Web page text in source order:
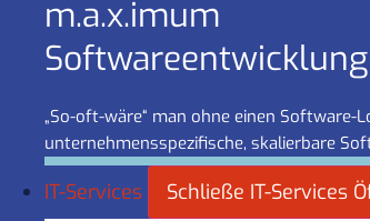
m.a.x.imum
Software­entwicklung
„So-oft-wäre“ man ohne einen
unternehmensspezifische, skalierbare
IT-Services Schließe IT-Services